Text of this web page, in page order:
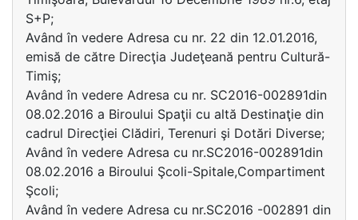
S+P;
Având în vedere Adresa cu nr. 22 din 12.01.2016,
emisă de către Direcţia Judeţeană pentru Cultură-
Timiş;
Având în vedere Adresa cu nr. SC2016-002891din
08.02.2016 a Biroului Spaţii cu altă Destinaţie din
cadrul Direcţiei Clădiri, Terenuri şi Dotări Diverse;
Având în vedere Adresa cu nr.SC2016-002891din
08.02.2016 a Biroului Şcoli-Spitale,Compartiment
Şcoli;
Având în vedere Adresa cu nr.SC2016 -002891 din